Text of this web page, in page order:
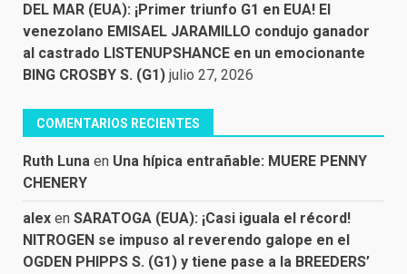
DEL MAR (EUA): ¡Primer triunfo G1 en EUA! El
venezolano EMISAEL JARAMILLO condujo ganador
al castrado LISTENUPSHANCE en un emocionante
BING CROSBY S. (G1) julio 27, 2026
COMENTARIOS RECIENTES
Ruth Luna en Una hípica entrañable: MUERE PENNY
CHENERY
alex en SARATOGA (EUA): ¡Casi iguala el récord!
NITROGEN se impuso al reverendo galope en el
OGDEN PHIPPS S. (G1) y tiene pase a la BREEDERS’